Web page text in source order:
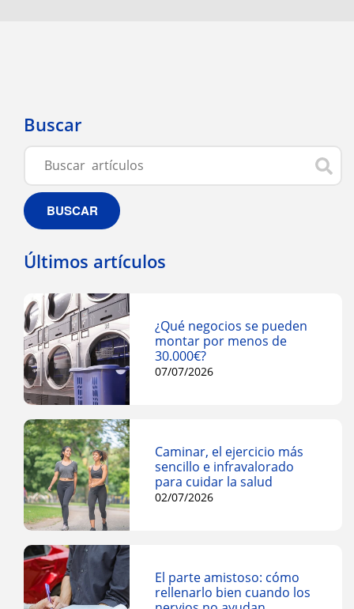
Buscar
BUSCAR
Últimos artículos
¿Qué negocios se pueden
montar por menos de
30.000€?
07/07/2026
Caminar, el ejercicio más
sencillo e infravalorado
para cuidar la salud
02/07/2026
El parte amistoso: cómo
rellenarlo bien cuando los